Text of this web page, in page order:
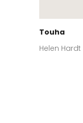
Touha
Helen Hardt